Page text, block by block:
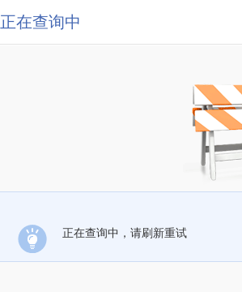
正在查询中
正在查询中，请刷新重试